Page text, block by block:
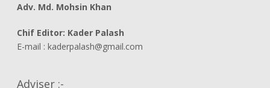
Adv. Md. Mohsin Khan
Chif Editor: Kader Palash
E-mail : kaderpalash@gmail.com
Adviser :-